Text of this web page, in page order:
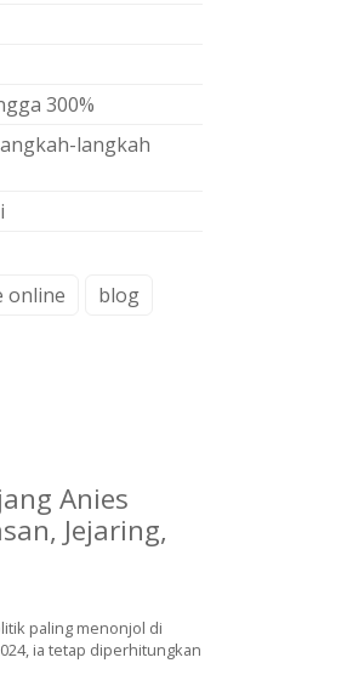
300%
langkah
online
blog
Anies
Jejaring,
paling menonjol di
ia tetap diperhitungkan